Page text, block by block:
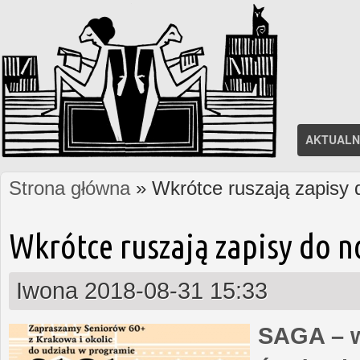
Jesteś tutaj
Strona główna» Wkrótce ruszają zapisy
Wkrótce ruszają zapisy do
Iwona 2018-08-31 15:33
SAGA –